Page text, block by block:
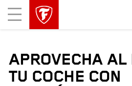
Mobile
Menu
APROVECHA
TU COCHE CON